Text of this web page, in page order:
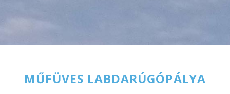
MŰFÜVES LABDARÚGÓPÁLYA